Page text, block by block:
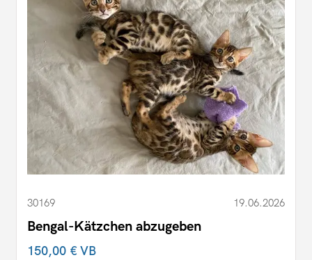
30169 19.06.2026
Bengal-Kätzchen abzugeben
150,00 €VB